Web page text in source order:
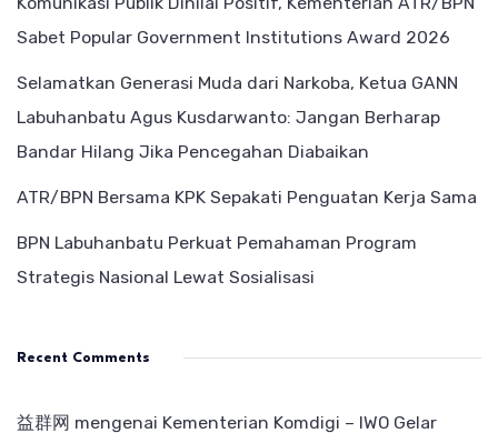
Sabet Popular Government Institutions Award 2026
Selamatkan Generasi Muda dari Narkoba, Ketua GANN
Labuhanbatu Agus Kusdarwanto: Jangan Berharap
Bandar Hilang Jika Pencegahan Diabaikan
ATR/BPN Bersama KPK Sepakati Penguatan Kerja Sama
BPN Labuhanbatu Perkuat Pemahaman Program
Strategis Nasional Lewat Sosialisasi
Recent Comments
益群网 mengenai Kementerian Komdigi – IWO Gelar